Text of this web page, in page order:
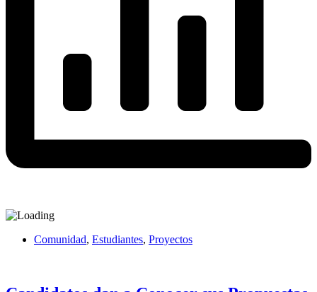
Comunidad, Estudiantes, Proyectos